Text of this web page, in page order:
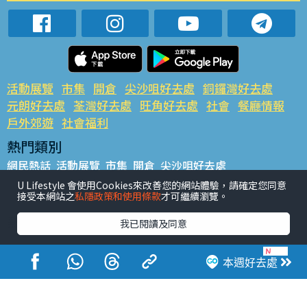
本週好去處
活動展覽 市集 開倉 尖沙咀好去處 銅鑼灣好去處
元朗好去處 荃灣好去處 旺角好去處 社會 餐廳情報
戶外郊遊 社會福利
熱門類別
網民熱話 活動展覽 市集 開倉 尖沙咀好去處
銅鑼灣好去處 元朗好去處 荃灣好去處 旺角好去處 社會
餐廳情報 戶外郊遊
熱門標籤
#UGO搵好去處 #人氣活動推介 #美食社群熱話
#親子玩樂好去處
#ULifestyle應用程式
#限時搶
#UJetso禮物放送
#ULifestyle商戶中心 #著數 #網絡熱話
U Lifestyle 會使用Cookies來改善您的網站體驗，請確定您同意
接受本網站之私隱政策和使用條款才可繼續瀏覽。
我已閱讀及同意